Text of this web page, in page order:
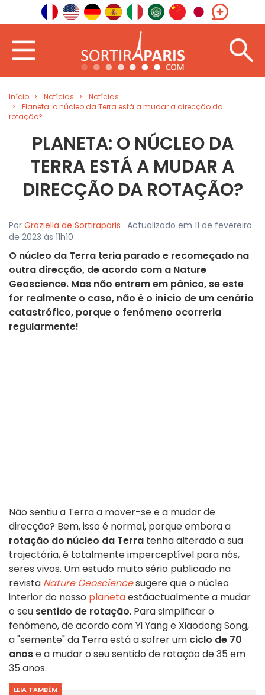
Início Notícias
Notícias
Planeta: o núcleo da Terra está a mudar a direcção da
rotação?
PLANETA: O NÚCLEO DA
TERRA ESTÁ A MUDAR A
DIRECÇÃO DA ROTAÇÃO?
Por Graziella de Sortiraparis · Actualizado em 11 de fevereiro
de 2023 às 11h10
O núcleo da Terra teria parado e recomeçado na
outra direcção, de acordo com a Nature
Geoscience. Mas não entrem em pânico, se este
for realmente o caso, não é o início de um cenário
catastrófico, porque o fenómeno ocorreria
regularmente!
Não sentiu a Terra a mover-se e a mudar de
direcção? Bem, isso é normal, porque embora a
rotação do núcleo da Terra tenha alterado a sua
trajectória, é totalmente imperceptível para nós,
seres vivos. Um estudo muito sério publicado na
revista Nature Geosciencesugere que o núcleo
interior do nosso planetaestáactualmente a mudar
o seu sentido de rotação. Para simplificar o
fenómeno, de acordo com Yi Yang e Xiaodong Song,
a "semente" da Terra está a sofrer um ciclo de 70
anose a mudar o seu sentido de rotação de 35 em
35 anos.
LEIA TAMBÉM